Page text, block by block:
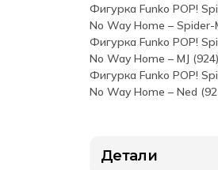
Фигурка Funko POP!
No Way Home – Spider-
Фигурка Funko POP!
No Way Home – MJ (924)
Фигурка Funko POP!
No Way Home – Ned
Детали